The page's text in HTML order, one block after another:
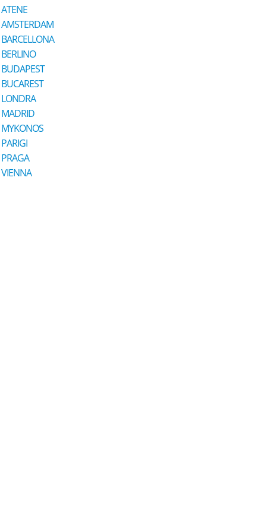
ATENE
AMSTERDAM
BARCELLONA
BERLINO
BUDAPEST
BUCAREST
LONDRA
MADRID
MYKONOS
PARIGI
PRAGA
VIENNA